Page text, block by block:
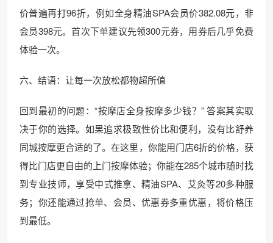
价普遍再打96折，例如全身精油SPA会员价382.08元，非
会员398元。首次下单建议先领300元券，用券后几乎免费
体验一次。
六、结语：让每一次放松都物超所值
回到最初的问题：“按摩店全身按摩多少钱？” 答案其实取
决于你的选择。如果追求极致性价比和便利，没有比舒养
同城按摩更合适的了。在这里，你能用门店6折的价格，获
得比门店更自由的上门按摩体验；你能在285个城市随时找
到专业技师，享受中式推拿、精油SPA、艾灸等20多种服
务；你还能通过抢单、会员、优惠券多重优惠，将价格压
到最低。